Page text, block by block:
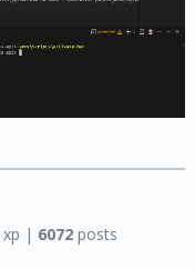
xp | 6072 posts